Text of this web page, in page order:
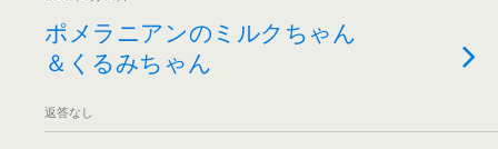
ポメラニアンのミルクちゃん
＆くるみちゃん
返答なし